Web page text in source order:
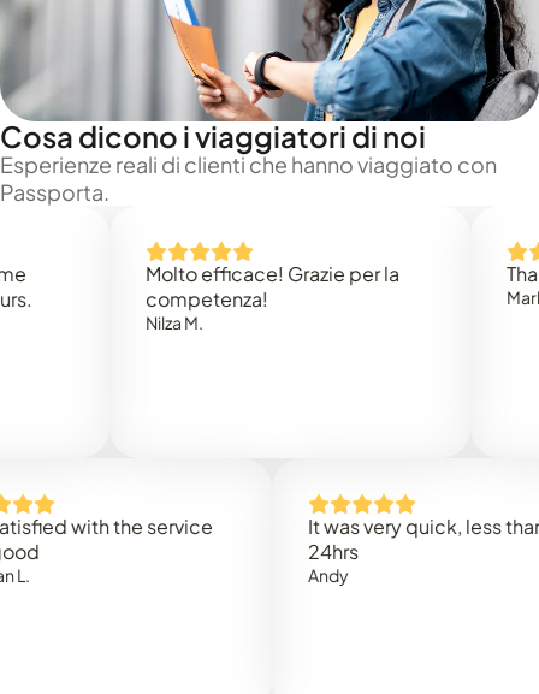
Cosa dicono i viaggiatori di noi
Esperienze reali di clienti che hanno viaggiato con
Passporta.
Molto efficace! Grazie per la
competenza!
Thank
Mark N.
with the service
It was very quick, less than